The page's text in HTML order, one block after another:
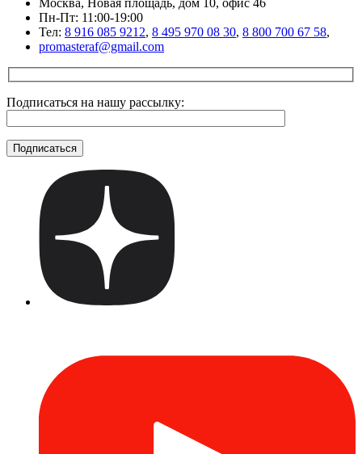
Пн-Пт: 11:00-19:00
Тел: 8 916 085 9212, 8 495 970 08 30, 8 800 700 67 58,
promasteraf@gmail.com
Подписаться на нашу рассылку: